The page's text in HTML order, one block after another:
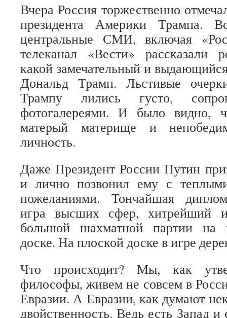
Вчера Россия торжественно
президента Америки Трампа.
центральные СМИ, включая
телеканал «Вести» рассказали
какой замечательный и
Дональд Трамп. Льстивые
Трампу лились густо,
фотогалереями. И было видно,
матерый материще и
личность.
Даже Президент России Путин
и лично позвонил ему с
пожеланиями. Тончайшая
игра высших сфер, хитрейший
большой шахматной партии на
доске. На плоской доске в игре
Что происходит? Мы, как
философы, живем не совсем в
Евразии. А Евразии, как думают
двойственность. Ведь есть Запад